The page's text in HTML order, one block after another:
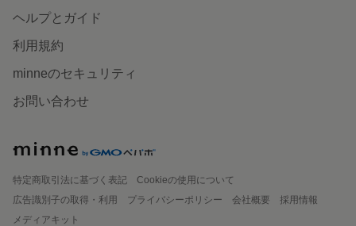
ヘルプとガイド
利用規約
minneのセキュリティ
お問い合わせ
特定商取引法に基づく表記
Cookieの使用について
広告識別子の取得・利用
プライバシーポリシー 会社概要
採用情報
メディアキット